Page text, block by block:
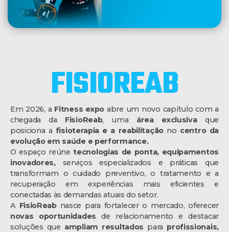
FISIOREAB
Em 2026, a Fitness expo abre um novo capítulo com a
chegada da FisioReab, uma área exclusivaque
posiciona a fisioterapia e a reabilitaçãono centro da
evolução em saúde e performance.
O espaço reúnetecnologias de ponta, equipamentos
inovadores,serviços especializados e práticas que
transformam o cuidado preventivo, o tratamento e a
recuperação em experiências mais eficientes e
conectadas às demandas atuais do setor.
A FisioReabnasce para fortalecer o mercado, oferecer
novas oportunidades de relacionamento e destacar
soluções que ampliam resultados para profissionais,